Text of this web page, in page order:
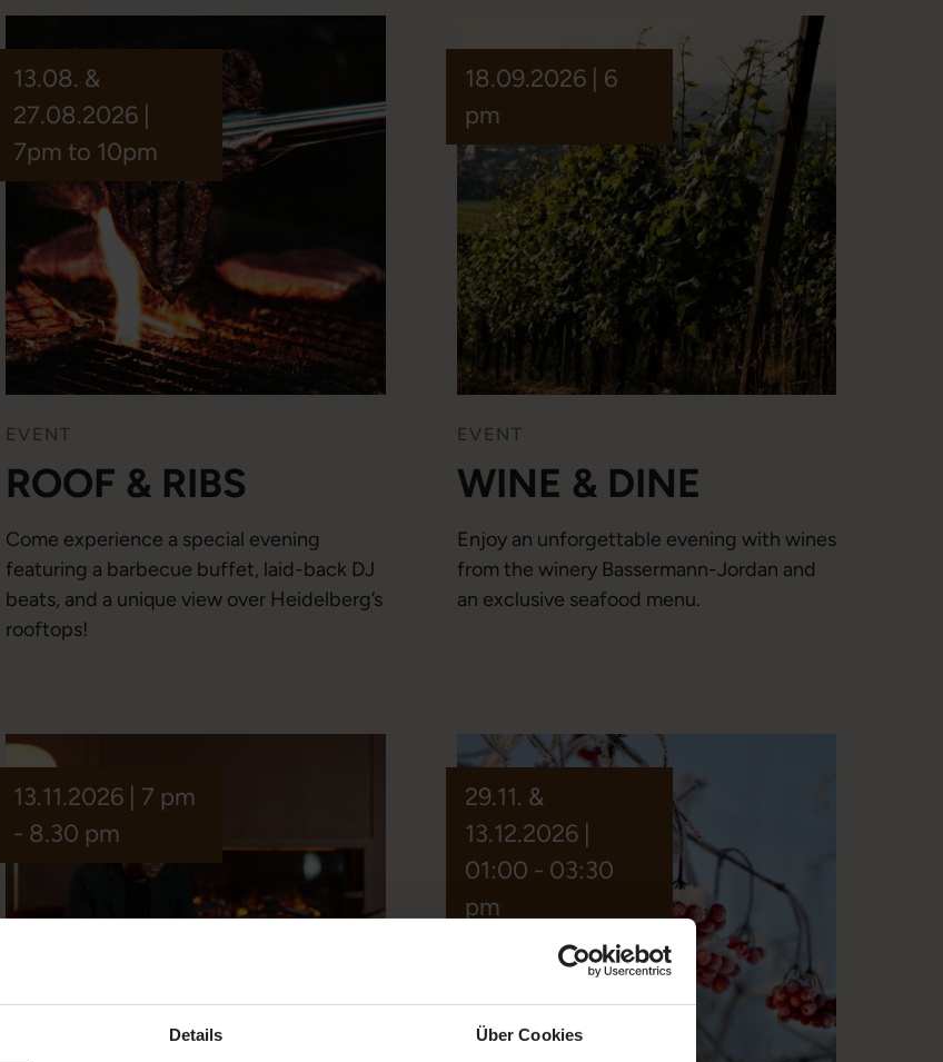
Details Über Cookies
13.08. &
27.08.2026 |
7pm to 10pm
EVENT
ROOF & RIBS
Come experience a special evening
featuring a barbecue buffet, laid-back DJ
beats, and a unique view over Heidelberg’s
rooftops!
18.09.2026 | 6
pm
EVENT
WINE & DINE
Enjoy an unforgettable evening with wines
from the winery Bassermann-Jordan and
an exclusive seafood menu.
13.11.2026 | 7 pm
- 8.30 pm
29.11. &
13.12.2026 |
01:00 - 03:30
pm